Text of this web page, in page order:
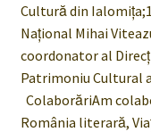
Cultură din
Naţional Mihai
coordonator al
Patrimoniu Cultural
ColaborăriAm
România literară,